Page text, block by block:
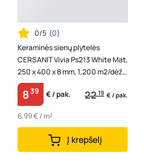
0/5 (0)
Keraminės sienų plytelės
CERSANIT Vivia Ps213 White Mat,
250 x 400 x 8 mm, 1,200 m2/dėž.,
spl. balta
839 € / pak. 2219 € / pak.
6,99 € / m²
Į krepšelį